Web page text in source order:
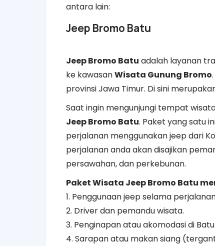
antara lain:
Jeep Bromo Batu
Jeep Bromo Batu adalah layanan
ke kawasanWisata Gunung Bromo
provinsi Jawa Timur. Di sini
Saat ingin mengunjungi tempat
Jeep Bromo Batu. Paket yang satu
perjalanan menggunakan jeep dari
perjalanan anda akan disajikan
persawahan, dan perkebunan.
Paket Wisata Jeep Bromo Batu
1. Penggunaan jeep selama
2. Driver dan pemandu wisata.
3. Penginapan atau akomodasi di
4. Sarapan atau makan siang